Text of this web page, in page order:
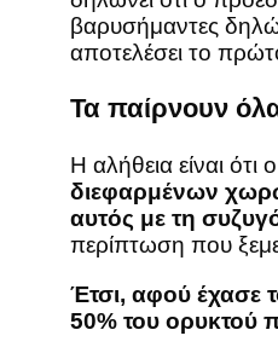
βαρυσήμαντες
αποτελέσει το
Τα παίρνoυν
Η αλήθεια είναι ότι ο
διεφαρμένων
αυτός με τη
περίπτωση που
Έτσι, αφού έχασε
50% του ορυκτού